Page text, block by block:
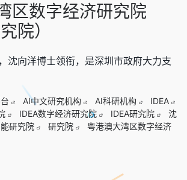
区数字经济研究院
院）
沈向洋博士领衔，是深圳市政府大力支
AI中文研究机构 AI科研机构
IDEA
IDEA数字经济研究院 IDEA研究院
沈
研究院 研究院
粤港澳大湾区数字经济